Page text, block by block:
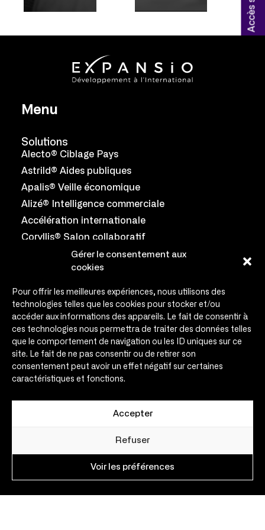
Gérer le consentement aux
cookies
Pour offrir les meilleures expériences, nous utilisons des
technologies telles que les cookies pour stocker et/ou
accéder aux informations des appareils. Le fait de consentir à
ces technologies nous permettra de traiter des données telles
que le comportement de navigation ou les ID uniques sur ce
site. Le fait de ne pas consentir ou de retirer son
consentement peut avoir un effet négatif sur certaines
caractéristiques et fonctions.
Accepter
Refuser
Voir les préférences
Menu
Solutions
Alecto® Ciblage Pays
Astrild® Aides publiques
Apalis® Veille économique
Alizé® Intelligence commerciale
Accélération internationale
Coryllis® Salon collaboratif
Témoignages
Infos & médias
Agenda
Contact
Contact
contact@expansio.eu
sur les réseaux sociaux